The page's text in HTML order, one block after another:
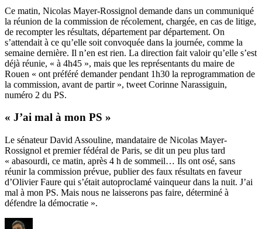
Ce matin, Nicolas Mayer-Rossignol demande dans un communiqué
la réunion de la commission de récolement, chargée, en cas de litige,
de recompter les résultats, département par département. On
s’attendait à ce qu’elle soit convoquée dans la journée, comme la
semaine dernière. Il n’en est rien. La direction fait valoir qu’elle s’est
déjà réunie, « à 4h45 », mais que les représentants du maire de
Rouen « ont préféré demander pendant 1h30 la reprogrammation de
la commission, avant de partir », tweet Corinne Narassiguin,
numéro 2 du PS.
« J’ai mal à mon PS »
Le sénateur David Assouline, mandataire de Nicolas Mayer-
Rossignol et premier fédéral de Paris, se dit un peu plus tard
« abasourdi, ce matin, après 4 h de sommeil… Ils ont osé, sans
réunir la commission prévue, publier des faux résultats en faveur
d’Olivier Faure qui s’était autoproclamé vainqueur dans la nuit. J’ai
mal à mon PS. Mais nous ne laisserons pas faire, déterminé à
défendre la démocratie ».